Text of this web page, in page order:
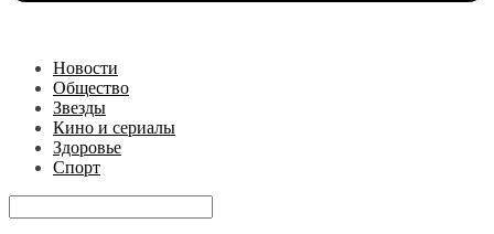
Новости
Общество
Звезды
Кино и сериалы
Здоровье
Спорт